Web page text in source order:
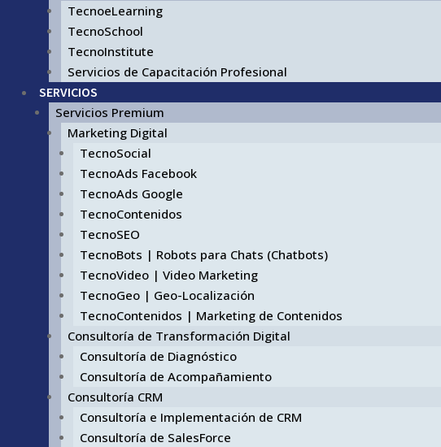
TecnoeLearning
TecnoSchool
TecnoInstitute
Servicios de Capacitación Profesional
SERVICIOS
Servicios Premium
Marketing Digital
TecnoSocial
TecnoAds Facebook
TecnoAds Google
TecnoContenidos
TecnoSEO
TecnoBots | Robots para Chats (Chatbots)
TecnoVideo | Video Marketing
TecnoGeo | Geo-Localización
TecnoContenidos | Marketing de Contenidos
Consultoría de Transformación Digital
Consultoría de Diagnóstico
Consultoría de Acompañamiento
Consultoría CRM
Consultoría e Implementación de CRM
Consultoría de SalesForce